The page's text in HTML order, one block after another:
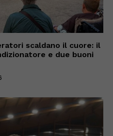
scaldano il cuore: il
e due buoni